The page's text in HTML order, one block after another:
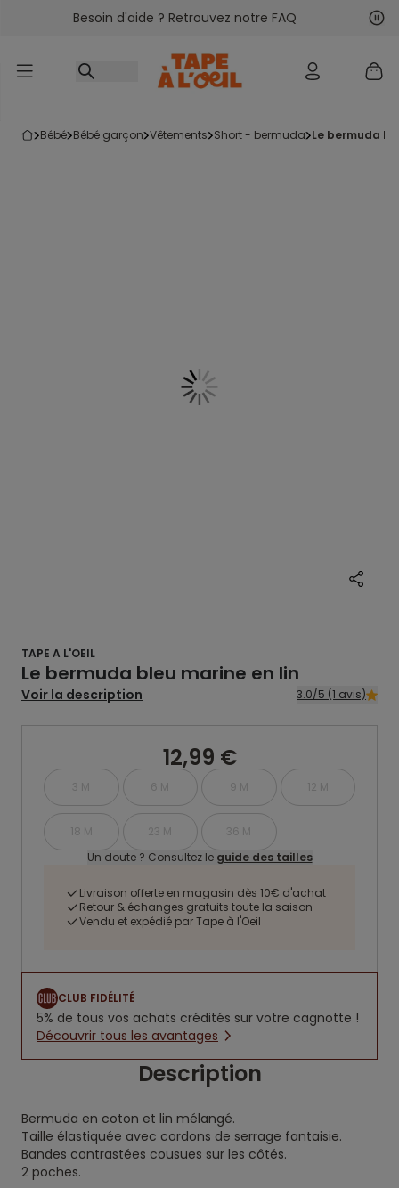
Accéder au contenu
Besoin d'aide ? Retrouvez notre FAQ
bébé bébé garçon vêtements short - bermuda le bermuda
TAPE A L'OEIL
Le bermuda bleu marine en lin
Voir la description 3.0/5 (1 avis)
12,99 €
3 M 6 M 9 M 12 M
18 M 23 M
36 M
Un doute ? Consultez le guide des tailles
Livraison offerte en magasin dès 10€ d'achat
Retour & échanges gratuits toute la saison
Vendu et expédié par Tape à l'Oeil
CLUB FIDÉLITÉ
5% de tous vos achats crédités sur votre cagnotte !
Découvrir tous les avantages
Description
Bermuda en coton et lin mélangé.
Taille élastiquée avec cordons de serrage fantaisie.
Bandes contrastées cousues sur les côtés.
2 poches.